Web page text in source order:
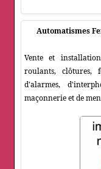
Automatismes
Vente et
roulants, clôtures,
d'alarmes,
maçonnerie et de